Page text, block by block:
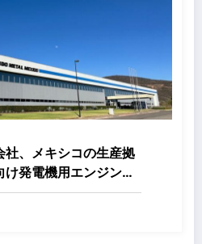
、メキシコの生産拠
発電機用エンジン軸
を決定 ～北米顧客と
約締結に基づく40億